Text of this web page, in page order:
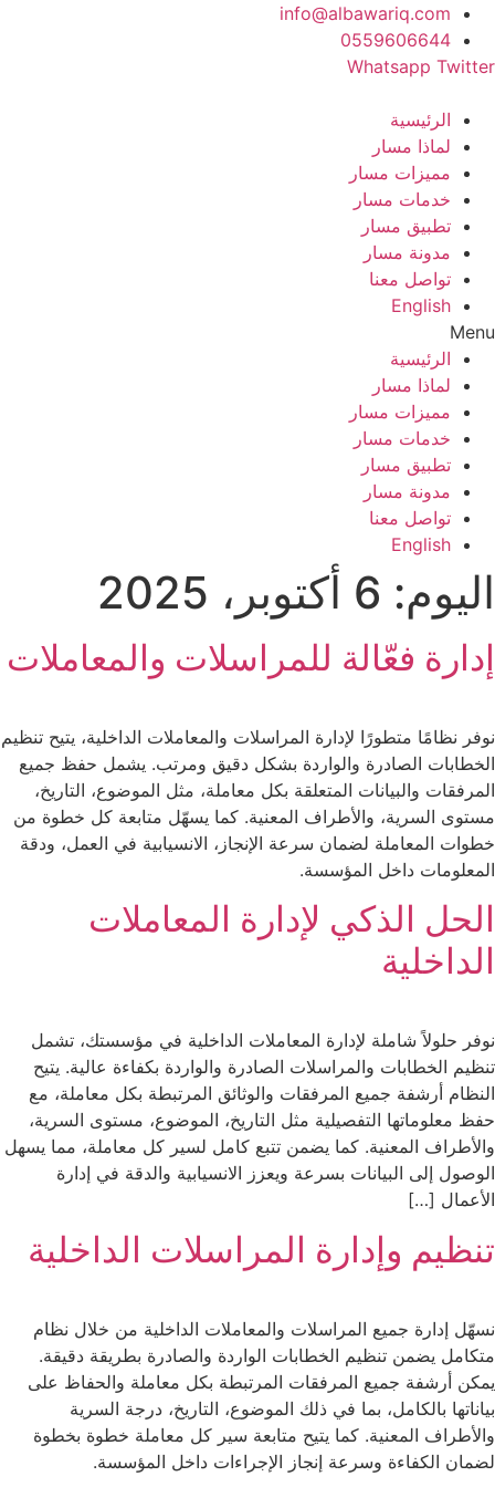
Skip
content
info@albawariq.com
0559606644
Whatsapp Twitter
الرئيسية
لماذا مسار
مميزات مسار
خدمات مسار
تطبيق مسار
مدونة مسار
تواصل معنا
English
Menu
الرئيسية
لماذا مسار
مميزات مسار
خدمات مسار
تطبيق مسار
مدونة مسار
تواصل معنا
English
اليوم: 6 أكتوبر، 2025
إدارة فعّالة للمراسلات والمعاملات
نوفر نظامًا متطورًا لإدارة المراسلات والمعاملات الداخلية، يتيح تنظيم
الخطابات الصادرة والواردة بشكل دقيق ومرتب. يشمل حفظ جميع
المرفقات والبيانات المتعلقة بكل معاملة، مثل الموضوع، التاريخ،
مستوى السرية، والأطراف المعنية. كما يسهّل متابعة كل خطوة من
خطوات المعاملة لضمان سرعة الإنجاز، الانسيابية في العمل، ودقة
المعلومات داخل المؤسسة.
الحل الذكي لإدارة المعاملات
الداخلية
نوفر حلولاً شاملة لإدارة المعاملات الداخلية في مؤسستك، تشمل
تنظيم الخطابات والمراسلات الصادرة والواردة بكفاءة عالية. يتيح
النظام أرشفة جميع المرفقات والوثائق المرتبطة بكل معاملة، مع
حفظ معلوماتها التفصيلية مثل التاريخ، الموضوع، مستوى السرية،
والأطراف المعنية. كما يضمن تتبع كامل لسير كل معاملة، مما يسهل
الوصول إلى البيانات بسرعة ويعزز الانسيابية والدقة في إدارة
الأعمال […]
تنظيم وإدارة المراسلات الداخلية
نسهّل إدارة جميع المراسلات والمعاملات الداخلية من خلال نظام
متكامل يضمن تنظيم الخطابات الواردة والصادرة بطريقة دقيقة.
يمكن أرشفة جميع المرفقات المرتبطة بكل معاملة والحفاظ على
بياناتها بالكامل، بما في ذلك الموضوع، التاريخ، درجة السرية
والأطراف المعنية. كما يتيح متابعة سير كل معاملة خطوة بخطوة
لضمان الكفاءة وسرعة إنجاز الإجراءات داخل المؤسسة.